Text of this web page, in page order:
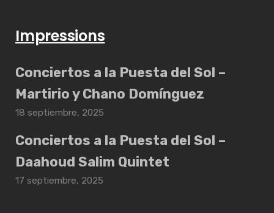
Impressions
Conciertos a la Puesta del Sol –
Martirio y Chano Domínguez
18 septiembre, 2025
Conciertos a la Puesta del Sol –
Daahoud Salim Quintet
17 septiembre, 2025